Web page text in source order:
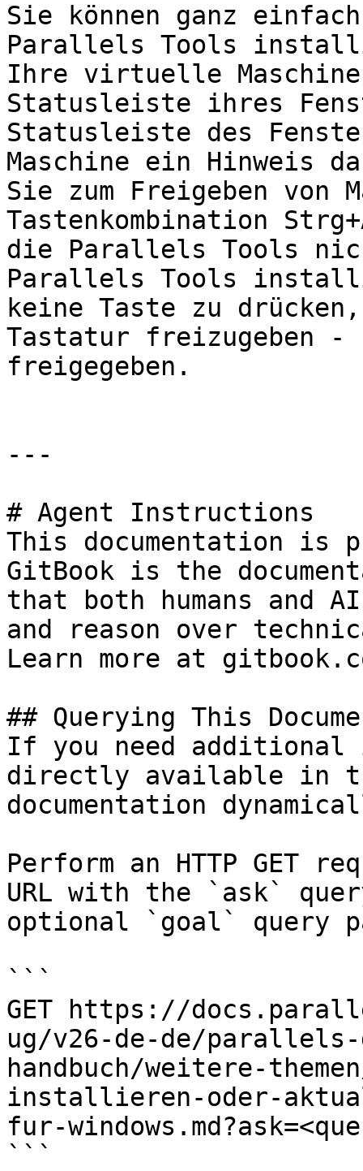
Sie können ganz
Parallels Tools
Ihre virtuelle
Statusleiste ihres
Statusleiste des
Maschine ein Hinweis
Sie zum Freigeben von
Tastenkombination
die Parallels Tools
Parallels Tools
keine Taste zu
Tastatur freizugeben -
freigegeben.
---
# Agent Instructions
This documentation is
GitBook is the
that both humans and
and reason over
Learn more at
## Querying This
If you need
directly available in
documentation
Perform an HTTP GET
URL with the `ask`
optional `goal` query
```
GET https://
ug/v26-de-de/
handbuch/weitere-
installieren-oder-
fur-
```